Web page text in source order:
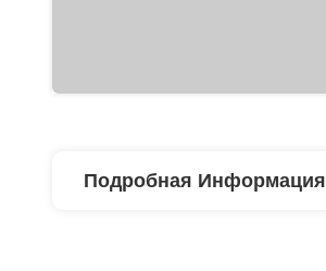
Подробная Информация